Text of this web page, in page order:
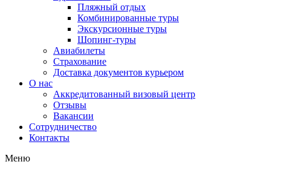
Пляжный отдых
Комбинированные туры
Экскурсионные туры
Шопинг-туры
Авиабилеты
Страхование
Доставка документов курьером
О нас
Аккредитованный визовый центр
Отзывы
Вакансии
Сотрудничество
Контакты
Меню